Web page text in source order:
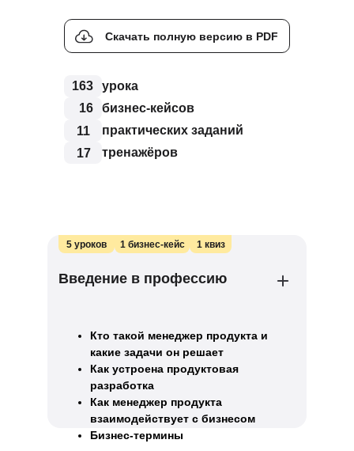
Скачать полную версию в PDF
163
урока
16
бизнес-кейсов
11
практических заданий
17
тренажёров
5 уроков 1 бизнес-кейс 1 квиз
Введение в профессию
Кто такой менеджер продукта и
какие задачи он решает
Как устроена продуктовая
разработка
Как менеджер продукта
взаимодействует с бизнесом
Бизнес-термины